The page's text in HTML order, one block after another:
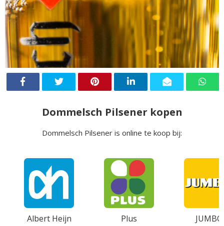
Dommelsch Pilsener kopen
Dommelsch Pilsener is online te koop bij:
Albert Heijn Plus JUMBO